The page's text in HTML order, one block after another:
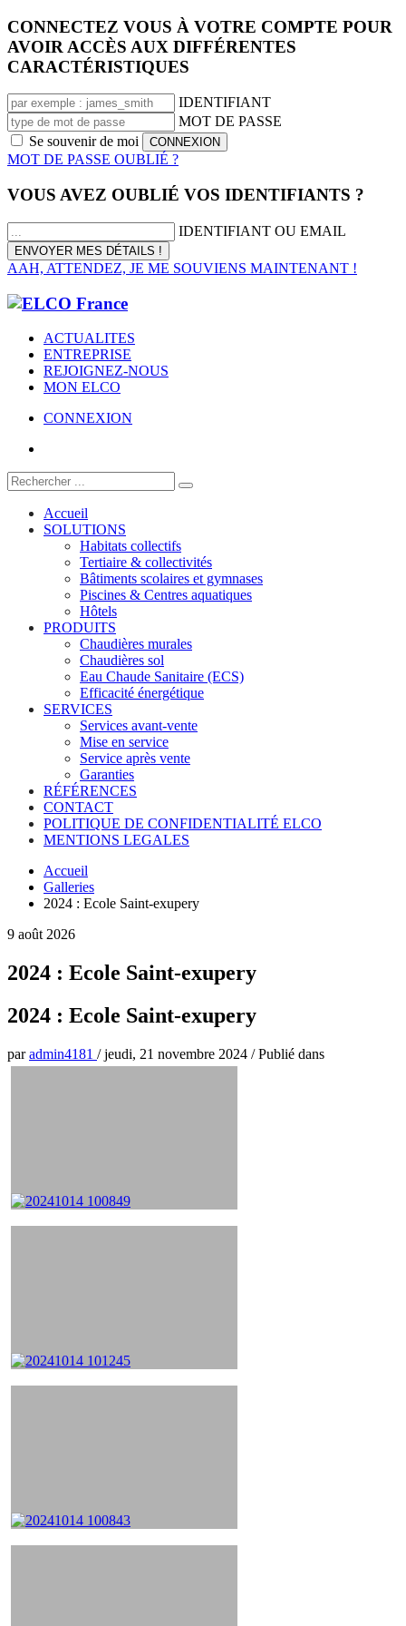
CONNECTEZ VOUS À VOTRE COMPTE POUR
AVOIR ACCÈS AUX DIFFÉRENTES
CARACTÉRISTIQUES
IDENTIFIANT
MOT DE PASSE
Se souvenir de moi
MOT DE PASSE OUBLIÉ ?
VOUS AVEZ OUBLIÉ VOS IDENTIFIANTS ?
IDENTIFIANT OU EMAIL
AAH, ATTENDEZ, JE ME SOUVIENS MAINTENANT !
ACTUALITES
ENTREPRISE
REJOIGNEZ-NOUS
MON ELCO
CONNEXION
Accueil
SOLUTIONS
Habitats collectifs
Tertiaire & collectivités
Bâtiments scolaires et gymnases
Piscines & Centres aquatiques
Hôtels
PRODUITS
Chaudières murales
Chaudières sol
Eau Chaude Sanitaire (ECS)
Efficacité énergétique
SERVICES
Services avant-vente
Mise en service
Service après vente
Garanties
RÉFÉRENCES
CONTACT
POLITIQUE DE CONFIDENTIALITÉ ELCO
MENTIONS LEGALES
Accueil
Galleries
2024 : Ecole Saint-exupery
9 août 2026
2024 : Ecole Saint-exupery
2024 : Ecole Saint-exupery
paradmin4181 /jeudi, 21 novembre 2024 /Publié dans